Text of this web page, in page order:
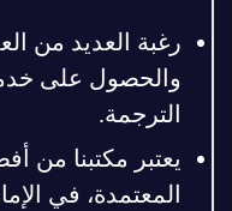
رغبة العديد من
والحصول على
الترجمة.
يعتبر مكتبنا من
المعتمدة، في